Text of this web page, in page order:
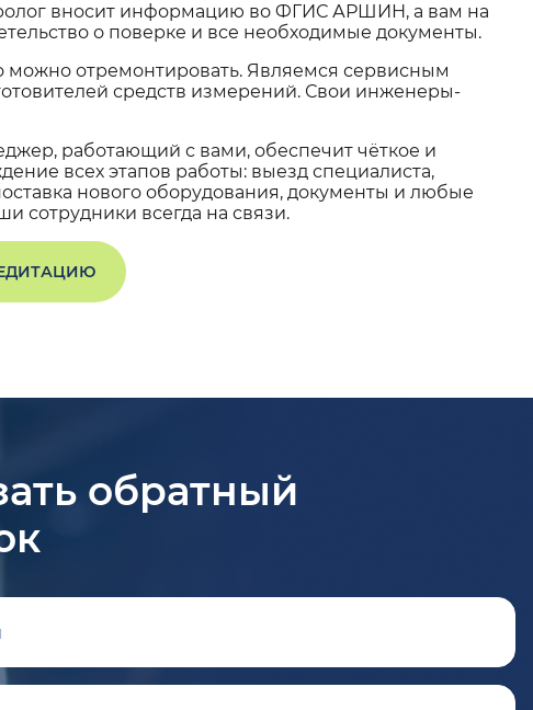
вносит информацию во ФГИС АРШИН, а вам на
о поверке и все необходимые документы.
можно отремонтировать. Являемся сервисным
средств измерений. Свои инженеры-
работающий с вами, обеспечит чёткое и
всех этапов работы: выезд специалиста,
нового оборудования, документы и любые
сотрудники всегда на связи.
обратный